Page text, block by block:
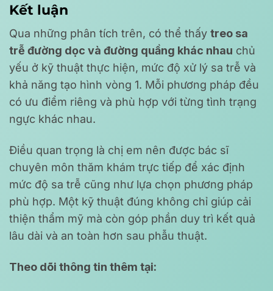
Kết luận
Qua những phân tích trên, có thể thấy treo sa
trễ đường dọc và đường quầng khác nhau chủ
yếu ở kỹ thuật thực hiện, mức độ xử lý sa trễ và
khả năng tạo hình vòng 1. Mỗi phương pháp đều
có ưu điểm riêng và phù hợp với từng tình trạng
ngực khác nhau.
Điều quan trọng là chị em nên được bác sĩ
chuyên môn thăm khám trực tiếp để xác định
mức độ sa trễ cũng như lựa chọn phương pháp
phù hợp. Một kỹ thuật đúng không chỉ giúp cải
thiện thẩm mỹ mà còn góp phần duy trì kết quả
lâu dài và an toàn hơn sau phẫu thuật.
Theo dõi thông tin thêm tại: